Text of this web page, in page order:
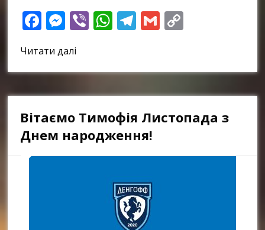
Facebook
Messenger
ViberWhatsApp
Telegram
Gmail
Читати далі
Вітаємо Тимофія Листопада з
Днем народження!